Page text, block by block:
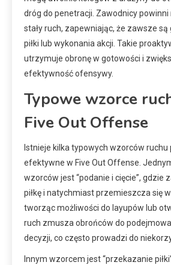
dróg do penetracji. Zawodnicy
stały ruch, zapewniając, że zawsze
piłki lub wykonania akcji. Takie
utrzymuje obronę w gotowości i
efektywność ofensywy.
Typowe wzorce
Five Out Offense
Istnieje kilka typowych wzorców ruchu
efektywne w Five Out Offense.
wzorców jest “podanie i cięcie”, gdzie
piłkę i natychmiast przemieszcza się
tworząc możliwości do layupów lub
ruch zmusza obrońców do
decyzji, co często prowadzi do
Innym wzorcem jest “przekazanie